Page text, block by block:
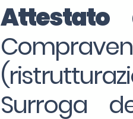
Attestato
Surroga